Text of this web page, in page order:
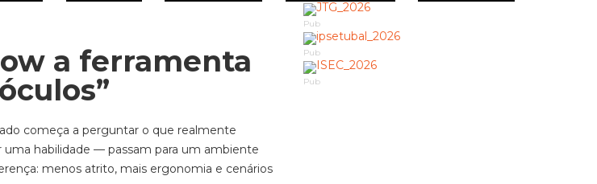
a ferramenta
começa a perguntar o que realmente
habilidade — passam para um ambiente
menos atrito, mais ergonomia e cenários
Pub
Pub
Pub